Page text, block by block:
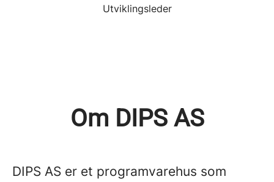
Utviklingsleder
Om DIPS AS
DIPS AS er et programvarehus som